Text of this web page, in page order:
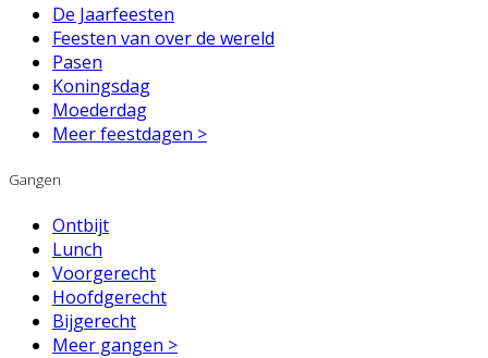
De Jaarfeesten
Feesten van over de wereld
Pasen
Koningsdag
Moederdag
Meer feestdagen >
Gangen
Ontbijt
Lunch
Voorgerecht
Hoofdgerecht
Bijgerecht
Meer gangen >